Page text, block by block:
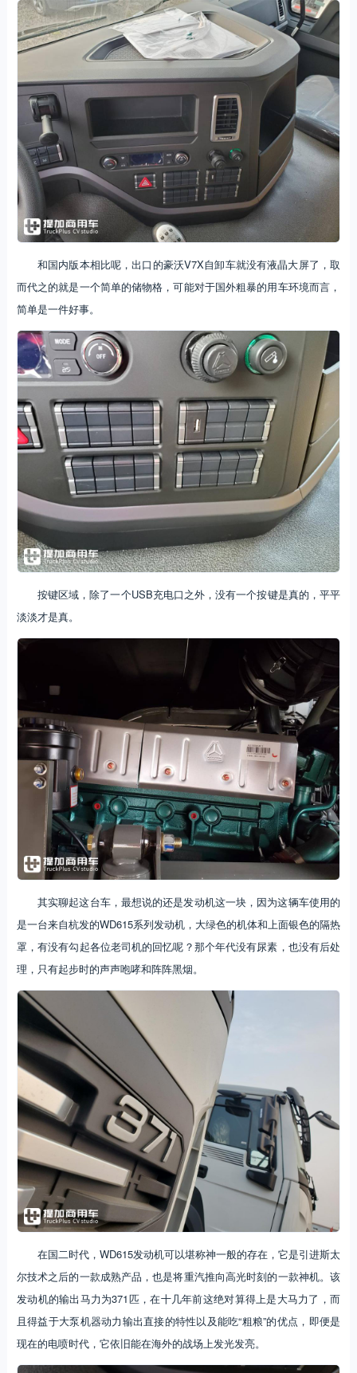
和国内版本相比呢，出口的豪沃V7X自卸车就没有液晶大屏了，取
而代之的就是一个简单的储物格，可能对于国外粗暴的用车环境而言，
简单是一件好事。
按键区域，除了一个USB充电口之外，没有一个按键是真的，平平
淡淡才是真。
其实聊起这台车，最想说的还是发动机这一块，因为这辆车使用的
是一台来自杭发的WD615系列发动机，大绿色的机体和上面银色的隔热
罩，有没有勾起各位老司机的回忆呢？那个年代没有尿素，也没有后处
理，只有起步时的声声咆哮和阵阵黑烟。
在国二时代，WD615发动机可以堪称神一般的存在，它是引进斯太
尔技术之后的一款成熟产品，也是将重汽推向高光时刻的一款神机。该
发动机的输出马力为371匹，在十几年前这绝对算得上是大马力了，而
且得益于大泵机器动力输出直接的特性以及能吃“粗粮”的优点，即便是
现在的电喷时代，它依旧能在海外的战场上发光发亮。